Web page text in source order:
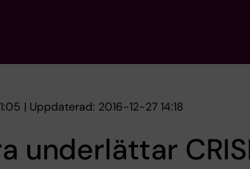
| Uppdaterad: 2016-12-27 14:18
underlättar